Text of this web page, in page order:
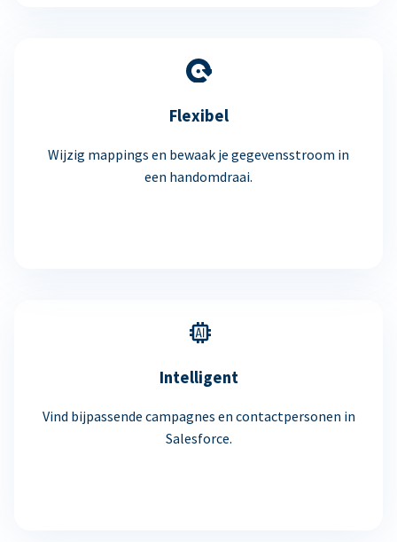
Flexibel
Wijzig mappings en bewaak je gegevensstroom in
een handomdraai.
Intelligent
Vind bijpassende campagnes en contactpersonen in
Salesforce.